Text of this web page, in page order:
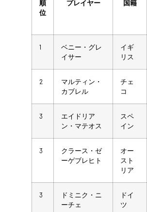
順
位
プレイヤー 国籍
1
ベニー・グレ
イサー
イギ
リス
2
マルティン・
カブレル
チェ
コ
3
エイドリア
ン・マテオス
スペ
イン
3
クラース・ゼ
ーゲブレヒト
オー
スト
リア
3
ドミニク・ニ
ーチェ
ドイ
ツ